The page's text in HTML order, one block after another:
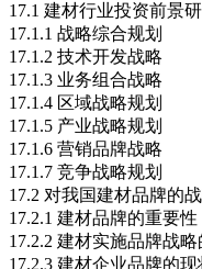
17.1 建材行业投资前景
17.1.1 战略综合规划
17.1.2 技术开发战略
17.1.3 业务组合战略
17.1.4 区域战略规划
17.1.5 产业战略规划
17.1.6 营销品牌战略
17.1.7 竞争战略规划
17.2 对我国建材品牌的
17.2.1 建材品牌的重要性
17.2.2 建材实施品牌战略
17.2.3 建材企业品牌的